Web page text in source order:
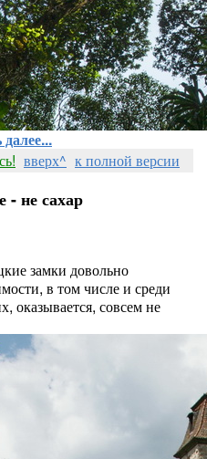
вверх^ к полной версии
- не сахар
замки довольно
в том числе и среди
оказывается, совсем не